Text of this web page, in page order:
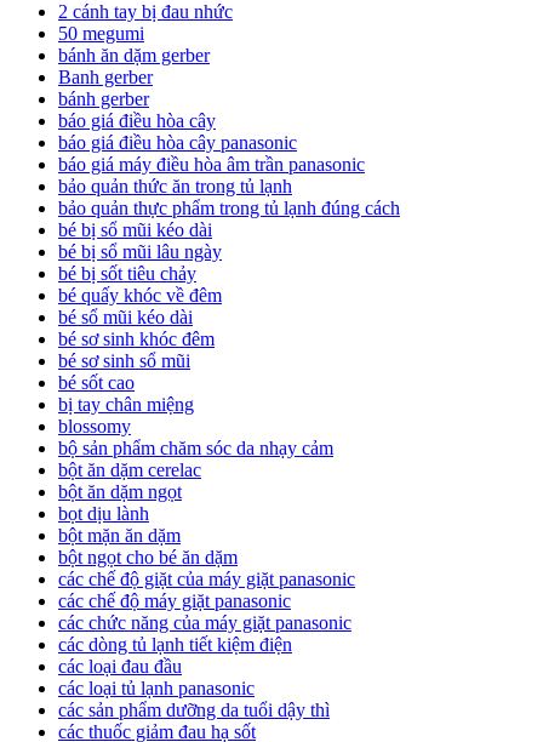
2 cánh tay bị đau nhức
50 megumi
bánh ăn dặm gerber
Banh gerber
bánh gerber
báo giá điều hòa cây
báo giá điều hòa cây panasonic
báo giá máy điều hòa âm trần panasonic
bảo quản thức ăn trong tủ lạnh
bảo quản thực phẩm trong tủ lạnh đúng cách
bé bị sổ mũi kéo dài
bé bị sổ mũi lâu ngày
bé bị sốt tiêu chảy
bé quấy khóc về đêm
bé sổ mũi kéo dài
bé sơ sinh khóc đêm
bé sơ sinh sổ mũi
bé sốt cao
bị tay chân miệng
blossomy
bộ sản phẩm chăm sóc da nhạy cảm
bột ăn dặm cerelac
bột ăn dặm ngọt
bọt dịu lành
bột mặn ăn dặm
bột ngọt cho bé ăn dặm
các chế độ giặt của máy giặt panasonic
các chế độ máy giặt panasonic
các chức năng của máy giặt panasonic
các dòng tủ lạnh tiết kiệm điện
các loại đau đầu
các loại tủ lạnh panasonic
các sản phẩm dưỡng da tuổi dậy thì
các thuốc giảm đau hạ sốt